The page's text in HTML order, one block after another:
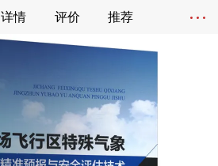
详情 评价 推荐